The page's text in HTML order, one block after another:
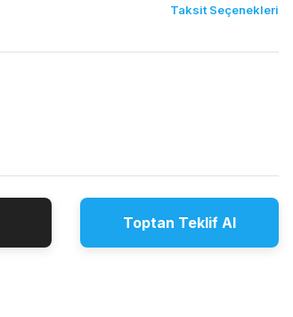
Taksit Seçenekleri
Toptan Teklif Al